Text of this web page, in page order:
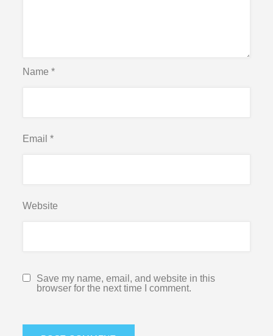
Name*
Email*
Website
Save my name, email, and website in this
browser for the next time I comment.